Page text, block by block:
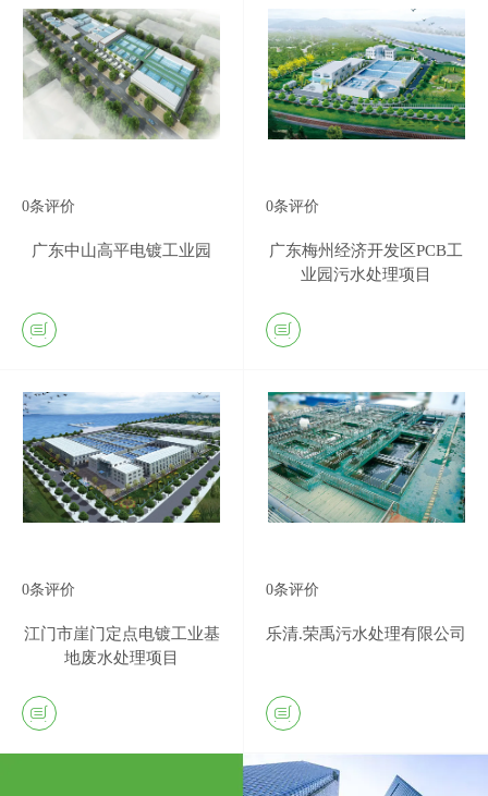
0条评价
广东中山高平电镀工业园
0条评价
广东梅州经济开发区PCB工
业园污水处理项目
0条评价
江门市崖门定点电镀工业基
地废水处理项目
0条评价
乐清.荣禹污水处理有限公司